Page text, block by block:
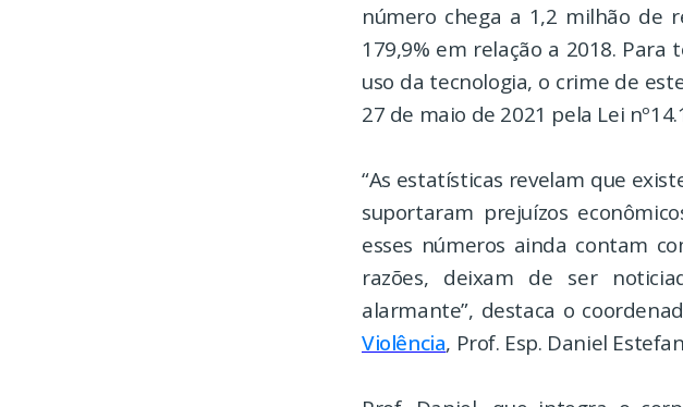
número chega a 1,2 milhão de
179,9% em relação a 2018.
uso da tecnologia, o crime de
27 de maio de 2021 pela Lei
“As estatísticas revelam que
suportaram prejuízos
esses números ainda contam
razões, deixam de ser
alarmante”, destaca o
Violência, Prof. Esp. Daniel